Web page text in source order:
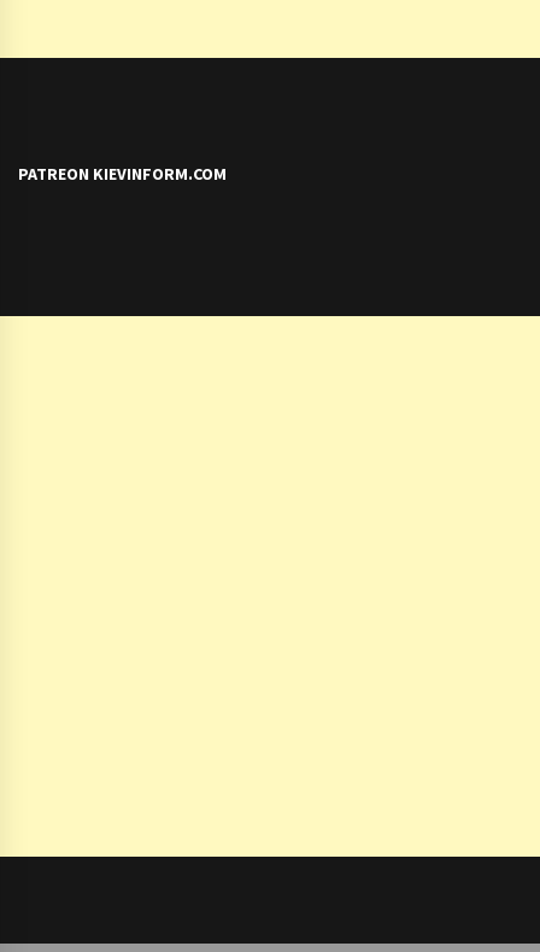
PATREON KIEVINFORM.COM